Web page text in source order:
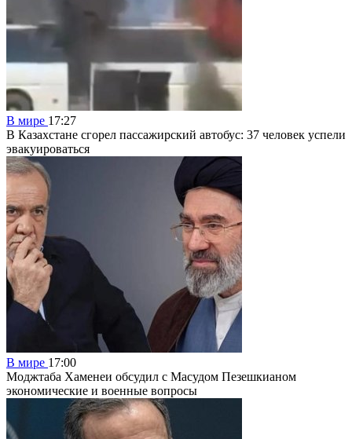
В мире 17:27
В Казахстане сгорел пассажирский автобус: 37 человек успели
эвакуироваться
В мире 17:00
Моджтаба Хаменеи обсудил с Масудом Пезешкианом
экономические и военные вопросы